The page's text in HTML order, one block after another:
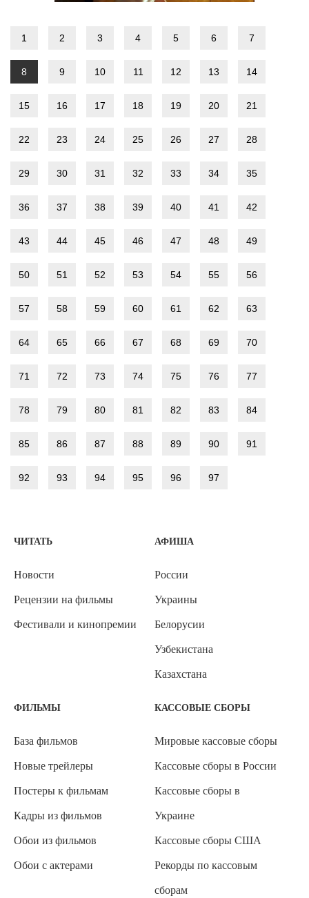
1 2 3 4 5 6 7
8 9 10 11 12 13 14
15 16 17 18 19 20 21
22 23 24 25 26 27 28
29 30 31 32 33 34 35
36 37 38 39 40 41 42
43 44 45 46 47 48 49
50 51 52 53 54 55 56
57 58 59 60 61 62 63
64 65 66 67 68 69 70
71 72 73 74 75 76 77
78 79 80 81 82 83 84
85 86 87 88 89 90 91
92 93 94 95 96 97
ЧИТАТЬ
Новости
Рецензии на фильмы
Фестивали и кинопремии
АФИША
России
Украины
Белорусии
Узбекистана
Казахстана
ФИЛЬМЫ
База фильмов
Новые трейлеры
Постеры к фильмам
Кадры из фильмов
Обои из фильмов
Обои с актерами
КАССОВЫЕ СБОРЫ
Мировые кассовые сборы
Кассовые сборы в России
Кассовые сборы в
Украине
Кассовые сборы США
Рекорды по кассовым
сборам